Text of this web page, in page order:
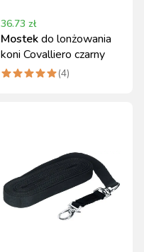
36.73 zł
Mostekdo lonżowania
koni Covalliero czarny
(4)